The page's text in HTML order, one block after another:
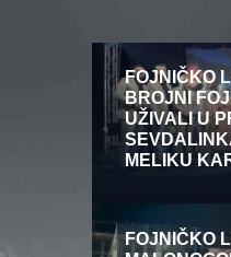
FOJNIČKO
BROJNI
UŽIVALI U
MELIKU
FOJNIČKO